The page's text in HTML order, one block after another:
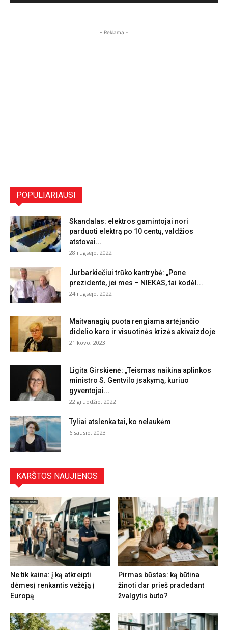
- Reklama -
POPULIARIAUSI
Skandalas: elektros gamintojai nori
parduoti elektrą po 10 centų, valdžios
atstovai...
28 rugsėjo, 2022
Jurbarkiečiui trūko kantrybė: „Pone
prezidente, jei mes – NIEKAS, tai kodėl...
24 rugsėjo, 2022
Maitvanagių puota rengiama artėjančio
didelio karo ir visuotinės krizės akivaizdoje
21 kovo, 2023
Ligita Girskienė: „Teismas naikina aplinkos
ministro S. Gentvilo įsakymą, kuriuo
gyventojai...
22 gruodžio, 2022
Tyliai atslenka tai, ko nelaukėm
6 sausio, 2023
KARŠTOS NAUJIENOS
Ne tik kaina: į ką atkreipti
dėmesį renkantis vežėją į
Europą
Pirmas būstas: ką būtina
žinoti dar prieš pradedant
žvalgytis buto?